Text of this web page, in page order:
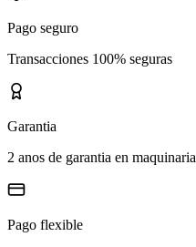
Pago seguro
Transacciones 100% seguras
Garantia
2 anos de garantia en maquinaria
Pago flexible